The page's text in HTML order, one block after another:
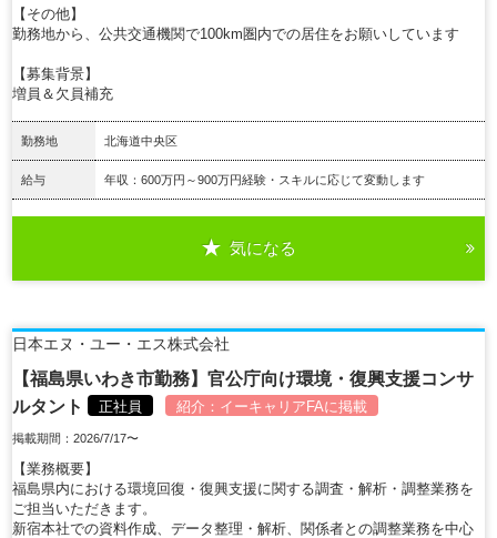
【その他】
勤務地から、公共交通機関で100km圏内での居住をお願いしています
【募集背景】
増員＆欠員補充
勤務地 北海道中央区
給与 年収：600万円～900万円経験・スキルに応じて変動します
気になる
日本エヌ・ユー・エス株式会社
【福島県いわき市勤務】官公庁向け環境・復興支援コンサ
ルタント
正社員 紹介： イーキャリアFAに掲載
掲載期間：2026/7/17〜
【業務概要】
福島県内における環境回復・復興支援に関する調査・解析・調整業務を
ご担当いただきます。
新宿本社での資料作成、データ整理・解析、関係者との調整業務を中心